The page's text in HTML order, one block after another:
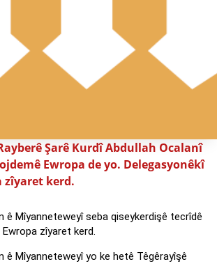
Şarê Kurdî Abdullah Ocalanî
Ewropa de yo. Delegasyonêkî
zîyaret kerd.
ê Mîyanneteweyî seba qiseykerdişê tecrîdê
zîyaret kerd.
ê Mîyanneteweyî yo ke hetê Têgêrayîşê